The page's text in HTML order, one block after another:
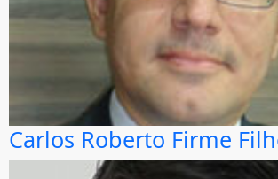
Carlos Roberto Firme